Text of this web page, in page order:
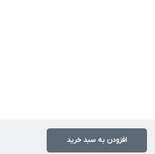
افزودن به سبد خرید